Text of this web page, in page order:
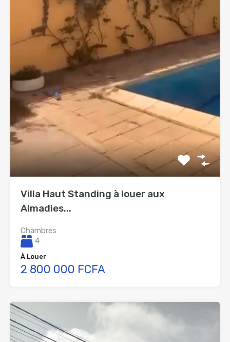
Villa Haut Standing à louer aux
Almadies...
Chambres
4
À Louer
2 800 000 FCFA